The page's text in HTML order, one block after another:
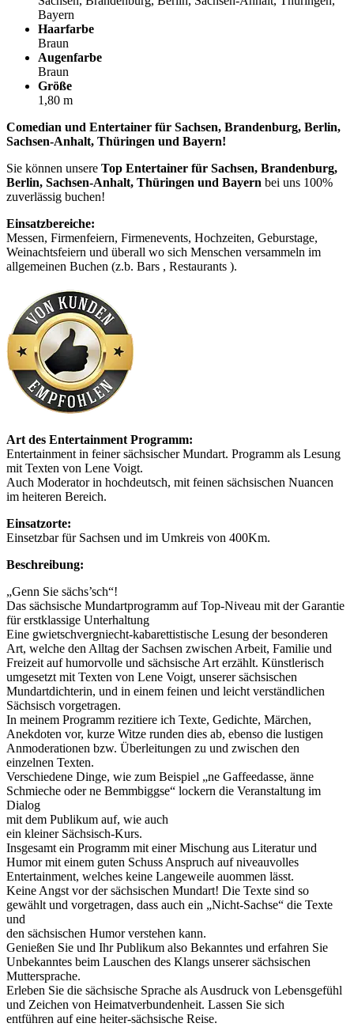
Bayern
Haarfarbe
Braun
Augenfarbe
Braun
Größe
1,80 m
Comedian und Entertainer für Sachsen, Brandenburg, Berlin,
Sachsen-Anhalt, Thüringen und Bayern!
Sie können unsere Top Entertainer für Sachsen, Brandenburg,
Berlin, Sachsen-Anhalt, Thüringen und Bayern bei uns 100%
zuverlässig buchen!
Einsatzbereiche:
Messen, Firmenfeiern, Firmenevents, Hochzeiten, Geburstage,
Weinachtsfeiern und überall wo sich Menschen versammeln im
allgemeinen Buchen (z.b. Bars , Restaurants ).
Art des Entertainment Programm:
Entertainment in feiner sächsischer Mundart. Programm als Lesung
mit Texten von Lene Voigt.
Auch Moderator in hochdeutsch, mit feinen sächsischen Nuancen
im heiteren Bereich.
Einsatzorte:
Einsetzbar für Sachsen und im Umkreis von 400Km.
Beschreibung:
„Genn Sie sächs’sch“!
Das sächsische Mundartprogramm auf Top-Niveau mit der Garantie
für erstklassige Unterhaltung
Eine gwietschvergniecht-kabarettistische Lesung der besonderen
Art, welche den Alltag der Sachsen zwischen Arbeit, Familie und
Freizeit auf humorvolle und sächsische Art erzählt. Künstlerisch
umgesetzt mit Texten von Lene Voigt, unserer sächsischen
Mundartdichterin, und in einem feinen und leicht verständlichen
Sächsisch vorgetragen.
In meinem Programm rezitiere ich Texte, Gedichte, Märchen,
Anekdoten vor, kurze Witze runden dies ab, ebenso die lustigen
Anmoderationen bzw. Überleitungen zu und zwischen den
einzelnen Texten.
Verschiedene Dinge, wie zum Beispiel „ne Gaffeedasse, änne
Schmieche oder ne Bemmbiggse“ lockern die Veranstaltung im
Dialog
mit dem Publikum auf, wie auch
ein kleiner Sächsisch-Kurs.
Insgesamt ein Programm mit einer Mischung aus Literatur und
Humor mit einem guten Schuss Anspruch auf niveauvolles
Entertainment, welches keine Langeweile auommen lässt.
Keine Angst vor der sächsischen Mundart! Die Texte sind so
gewählt und vorgetragen, dass auch ein „Nicht-Sachse“ die Texte
und
den sächsischen Humor verstehen kann.
Genießen Sie und Ihr Publikum also Bekanntes und erfahren Sie
Unbekanntes beim Lauschen des Klangs unserer sächsischen
Muttersprache.
Erleben Sie die sächsische Sprache als Ausdruck von Lebensgefühl
und Zeichen von Heimatverbundenheit. Lassen Sie sich
entführen auf eine heiter-sächsische Reise.